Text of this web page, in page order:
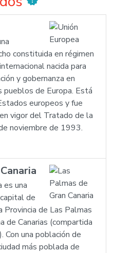
constituida en régimen
nacida para
y gobernanza en
de Europa. Está
europeos y fue
vigor del Tratado de la
noviembre de 1993.
es una
de
Provincia de Las Palmas
de Canarias (compartida
Con una población de
más poblada de